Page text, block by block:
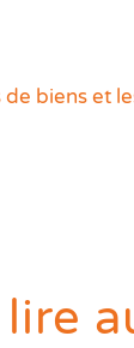
biens et